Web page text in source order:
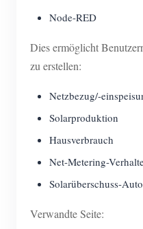
Node-RED
Dies ermöglicht
zu erstellen:
Netzbezug/-
Solarproduktion
Hausverbrauch
Net-Metering-
Solarüberschuss-
Verwandte Seite: